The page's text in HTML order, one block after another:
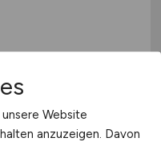
Website
anzuzeigen. Davon